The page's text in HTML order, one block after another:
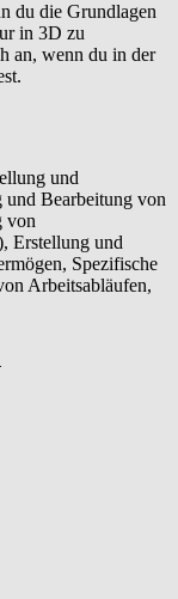
du die Grundlagen
in 3D zu
an, wenn du in der
und
und Bearbeitung von
von
Erstellung und
Spezifische
Arbeitsabläufen,